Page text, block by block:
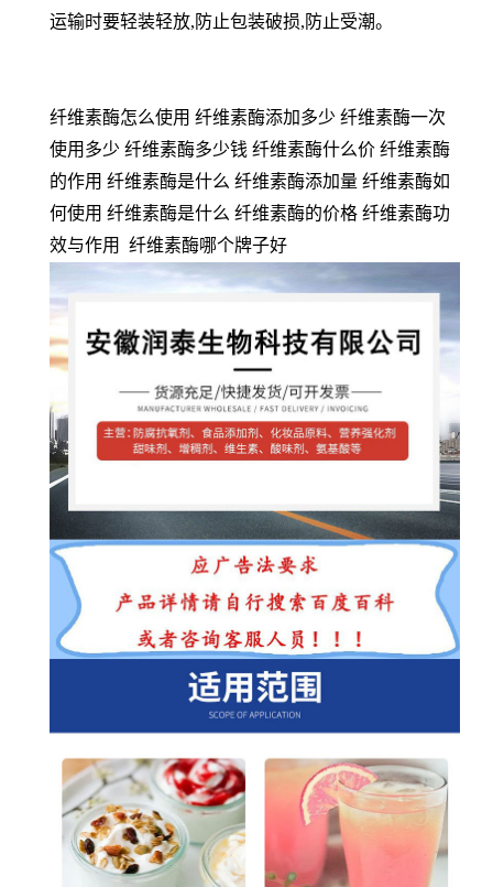
运输时要轻装轻放,防止包装破损,防止受潮。
纤维素酶怎么使用 纤维素酶添加多少 纤维素酶一次
使用多少 纤维素酶多少钱 纤维素酶什么价 纤维素酶
的作用 纤维素酶是什么 纤维素酶添加量 纤维素酶如
何使用 纤维素酶是什么 纤维素酶的价格 纤维素酶功
效与作用 纤维素酶哪个牌子好